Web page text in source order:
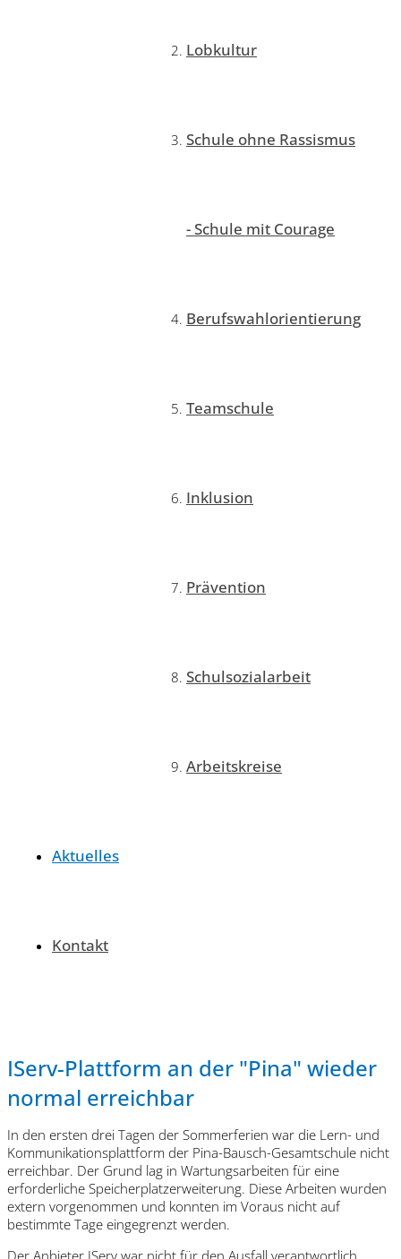
Lobkultur
Schule ohne Rassismus
- Schule mit Courage
Berufswahlorientierung
Teamschule
Inklusion
Prävention
Schulsozialarbeit
Arbeitskreise
Aktuelles
Kontakt
IServ-Plattform an der "Pina" wieder
normal erreichbar
In den ersten drei Tagen der Sommerferien war die Lern- und
Kommunikationsplattform der Pina-Bausch-Gesamtschule nicht
erreichbar. Der Grund lag in Wartungsarbeiten für eine
erforderliche Speicherplatzerweiterung. Diese Arbeiten wurden
extern vorgenommen und konnten im Voraus nicht auf
bestimmte Tage eingegrenzt werden.
Der Anbieter IServ war nicht für den Ausfall verantwortlich.